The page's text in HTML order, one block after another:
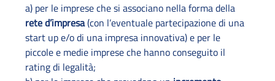
a) per le imprese che si associano nella forma della
rete d’impresa(con l’eventuale partecipazione di una
start up e/o di una impresa innovativa) e per le
piccole e medie imprese che hanno conseguito il
rating di legalità;